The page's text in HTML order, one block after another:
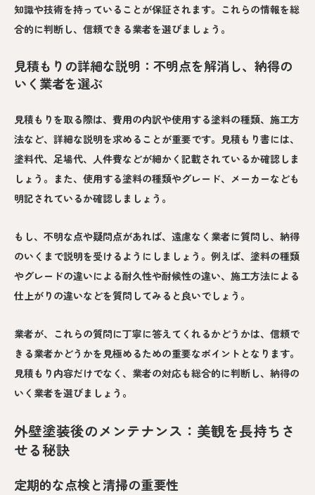
知識や技術を持っていることが保証されます。これらの情報を総
合的に判断し、信頼できる業者を選びましょう。
見積もりの詳細な説明：不明点を解消し、納得の
いく業者を選ぶ
見積もりを取る際は、費用の内訳や使用する塗料の種類、施工方
法など、詳細な説明を求めることが重要です。見積もり書には、
塗料代、足場代、人件費などが細かく記載されているか確認しま
しょう。また、使用する塗料の種類やグレード、メーカーなども
明記されているか確認しましょう。
もし、不明な点や疑問点があれば、遠慮なく業者に質問し、納得
のいくまで説明を受けるようにしましょう。例えば、塗料の種類
やグレードの違いによる耐久性や耐候性の違い、施工方法による
仕上がりの違いなどを質問してみると良いでしょう。
業者が、これらの質問に丁寧に答えてくれるかどうかは、信頼で
きる業者かどうかを見極めるための重要なポイントとなります。
見積もり内容だけでなく、業者の対応も総合的に判断し、納得の
いく業者を選びましょう。
外壁塗装後のメンテナンス：美観を長持ちさ
せる秘訣
定期的な点検と清掃の重要性